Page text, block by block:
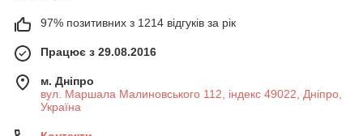
97% позитивних з 1214 відгуків за рік
Працює з 29.08.2016
м. Дніпро
вул. Маршала Малиновського 112, індекс 49022, Дніпро,
Україна